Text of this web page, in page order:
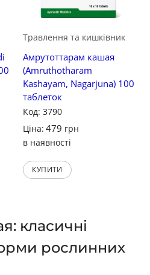
Травлення та кишківник
Амрутоттарам кашая
(Amruthotharam
Kashayam, Nagarjuna) 100
таблеток
Код: 3790
Ціна: 479 грн
в наявності
КУПИТИ
класичні
рослинних